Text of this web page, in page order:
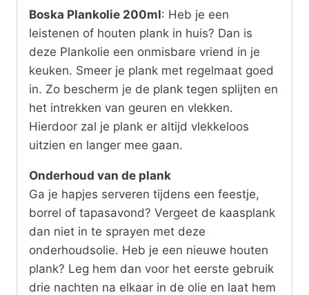
Boska Plankolie 200ml: Heb je een
leistenen of houten plank in huis? Dan is
deze Plankolie een onmisbare vriend in je
keuken. Smeer je plank met regelmaat goed
in. Zo bescherm je de plank tegen splijten en
het intrekken van geuren en vlekken.
Hierdoor zal je plank er altijd vlekkeloos
uitzien en langer mee gaan.
Onderhoud van de plank
Ga je hapjes serveren tijdens een feestje,
borrel of tapasavond? Vergeet de kaasplank
dan niet in te sprayen met deze
onderhoudsolie. Heb je een nieuwe houten
plank? Leg hem dan voor het eerste gebruik
drie nachten na elkaar in de olie en laat hem